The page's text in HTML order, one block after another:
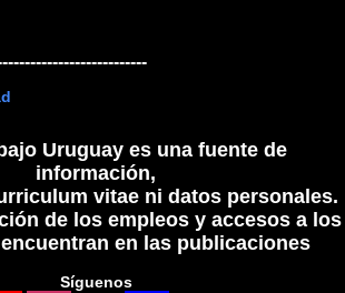
Uruguay es una fuente de
información,
vitae ni datos personales.
de los empleos y accesos a los
en las publicaciones
Síguenos